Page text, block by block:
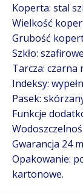
Koperta: stal
Wielkość
Grubość
Szkło:
Tarcza: czarna
Indeksy:
Pasek:
Funkcje
Gwarancja 24
Opakowanie:
kartonowe.